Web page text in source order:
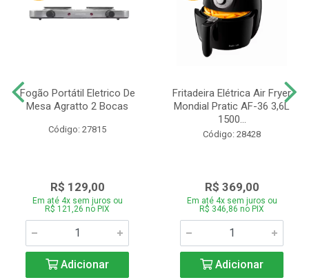
Fogão Portátil Eletrico De
Mesa Agratto 2 Bocas
Código: 27815
R$ 129,00
Em até 4x sem juros ou
R$ 121,26 no PIX
Adicionar
Fritadeira Elétrica Air Fryer
Mondial Pratic AF-36 3,6L
1500...
Código: 28428
R$ 369,00
Em até 4x sem juros ou
R$ 346,86 no PIX
Adicionar